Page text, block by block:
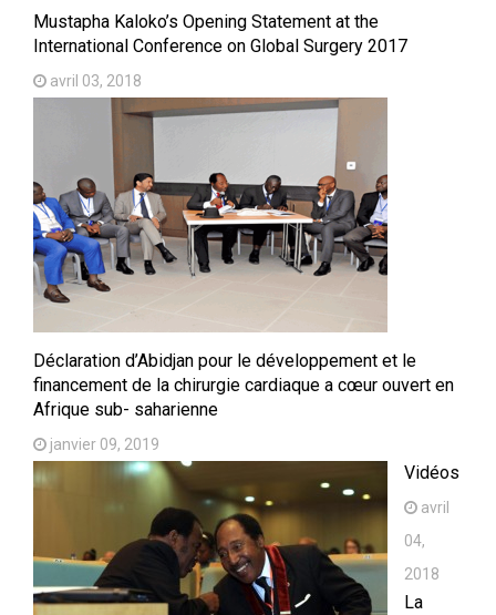
Mustapha Kaloko’s Opening Statement at the
International Conference on Global Surgery 2017
avril 03, 2018
Déclaration d’Abidjan pour le développement et le
financement de la chirurgie cardiaque a cœur ouvert en
Afrique sub- saharienne
janvier 09, 2019
Vidéos
avril
04,
2018
La